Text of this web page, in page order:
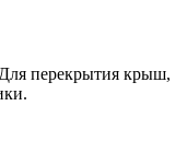
перекрытия крыш,